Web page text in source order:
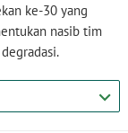
ke-30 yang
nasib tim